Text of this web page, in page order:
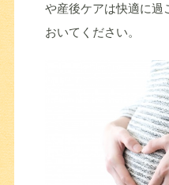
や産後ケアは快適に過
おいてください。